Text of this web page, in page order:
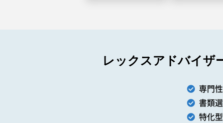
レックスアドバイザ
専門
書類
特化